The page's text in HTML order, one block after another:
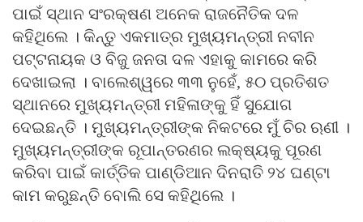
ପାଇଁ ସ୍ଥାନ ସଂରକ୍ଷଣ ଅନେକ ରାଜନୈତିକ ଦଳ
କହିଥିଲେ । କିନ୍ତୁ ଏକମାତ୍ର ମୁଖ୍ୟମନ୍ତ୍ରୀ ନବୀନ
ପଟ୍ଟନାୟକ ଓ ବିଜୁ ଜନତା ଦଳ ଏହାକୁ କାମରେ କରି
ଦେଖାଇଲା । ବାଲେଶ୍ୱରେ ୩୩ ନୁହେଁ, ୫୦ ପ୍ରତିଶତ
ସ୍ଥାନରେ ମୁଖ୍ୟମନ୍ତ୍ରୀ ମହିଳାଙ୍କୁ ହିଁ ସୁଯୋଗ
ଦେଇଛନ୍ତି । ମୁଖ୍ୟମନ୍ତ୍ରୀଙ୍କ ନିକଟରେ ମୁଁ ଚିର ଋଣୀ ।
ମୁଖ୍ୟମନ୍ତ୍ରୀଙ୍କ ରୂପାନ୍ତରଣର ଲକ୍ଷ୍ୟକୁ ପୂରଣ
କରିବା ପାଇଁ କାର୍ତ୍ତିକ ପାଣ୍ଡିଆନ ଦିନରାତି ୨୪ ଘଣ୍ଟା
କାମ କରୁଛନ୍ତି ବୋଲି ସେ କହିଥିଲେ ।